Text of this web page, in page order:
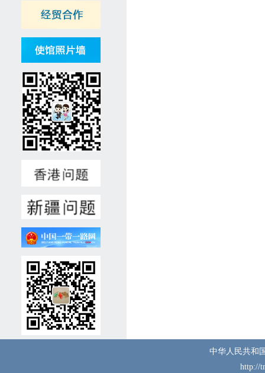
办公软件，掌握基本行政商务
服务礼仪，有相关工作经历者
优先。5、严谨细致、责任心
强，沟通协调、团队协作能力
突出。(二)保安兼维修工(1
人)1、土库曼斯坦公民，可合
法全日制工作。2、年龄40周
岁以下，男性，身心健康，无
重大疾病与不良记录。3、高
中及以上学历，熟练用俄语、
土库曼语交流，掌握各类常规
相关工作经验者优先。4、积
沟通协作能力。5、录用后可
个人简历(中/俄文，附电话号
码、电子邮箱地址);(二)国
内、国外护照复印件;(三)学历
和职业技能证明(毕业证、学
位证、语言水平测试证书、职
业技能证书等材料复印件);
(四)近期彩色证件照1张。注:
中华人民共和
http://